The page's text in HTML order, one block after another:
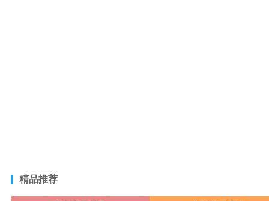
精品推荐